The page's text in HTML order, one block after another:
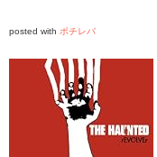
posted with ポチレバ